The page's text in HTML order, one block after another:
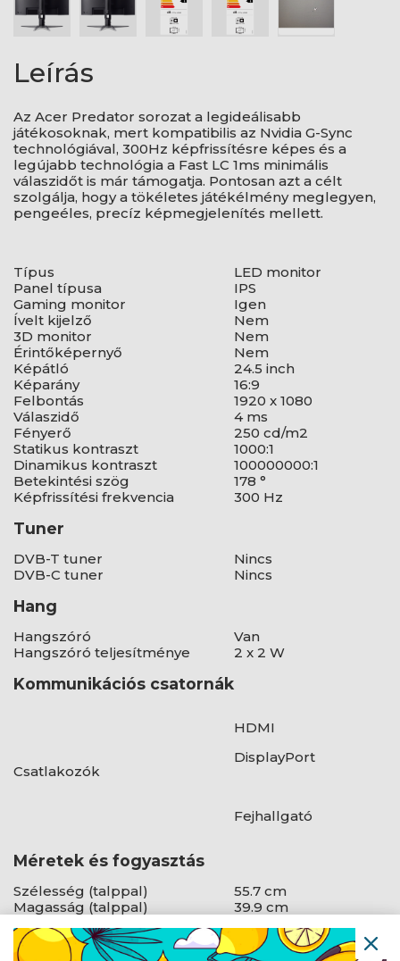
Leírás
Az Acer Predator sorozat a legideálisabb
játékosoknak, mert kompatibilis az Nvidia G-Sync
technológiával, 300Hz képfrissítésre képes és a
legújabb technológia a Fast LC 1ms minimális
válaszidőt is már támogatja. Pontosan azt a célt
szolgálja, hogy a tökéletes játékélmény meglegyen,
pengeéles, precíz képmegjelenítés mellett.
Típus
LED monitor
Panel típusa
IPS
Gaming monitor
Igen
Ívelt kijelző
Nem
3D monitor
Nem
Érintőképernyő
Nem
Képátló
24.5 inch
Képarány
16:9
Felbontás
1920 x 1080
Válaszidő
4 ms
Fényerő
250 cd/m2
Statikus kontraszt
1000:1
Dinamikus kontraszt
100000000:1
Betekintési szög
178 °
Képfrissítési frekvencia
300 Hz
Tuner
DVB-T tuner
Nincs
DVB-C tuner
Nincs
Hang
Hangszóró
Van
Hangszóró teljesítménye
2 x 2 W
Kommunikációs csatornák
Csatlakozók
HDMI
DisplayPort
Fejhallgató
Méretek és fogyasztás
Szélesség (talppal)
55.7 cm
Magasság (talppal)
39.9 cm
Tömeg (talppal)
4.2 kg
Fogyasztás
36 W